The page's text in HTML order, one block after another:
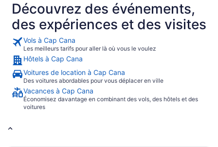
Découvrez des événements,
des expériences et des visites
Vols à Cap Cana
Les meilleurs tarifs pour aller là où vous le voulez
Hôtels à Cap Cana
Voitures de location à Cap Cana
Des voitures abordables pour vous déplacer en ville
Vacances à Cap Cana
Économisez davantage en combinant des vols, des hôtels et des
voitures